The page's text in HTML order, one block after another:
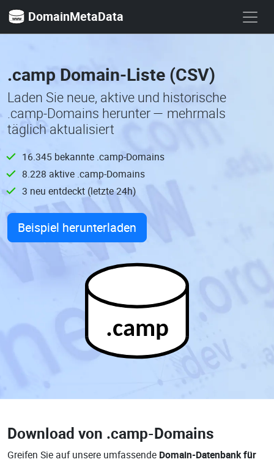
DomainMetaData
.camp Domain-Liste (CSV)
Laden Sie neue, aktive und historische
.camp-Domains herunter — mehrmals
täglich aktualisiert
16.345 bekannte .camp-Domains
8.228 aktive .camp-Domains
3 neu entdeckt (letzte 24h)
Beispiel herunterladen
.camp
Download von .camp-Domains
Greifen Sie auf unsere umfassende Domain-Datenbank für